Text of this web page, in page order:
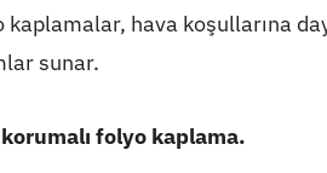
hava koşullarına
sunar.
folyo kaplama.